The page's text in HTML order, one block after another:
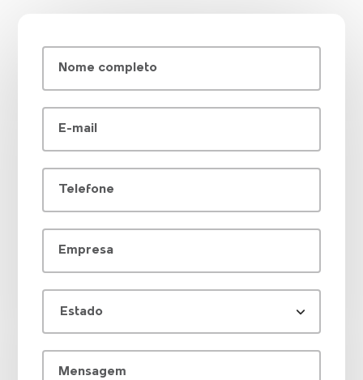
Nome completo
E-mail
Telefone
Empresa
Mensagem